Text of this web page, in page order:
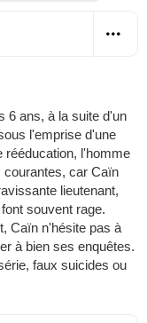
6 ans, à la suite d'un
l'emprise d'une
rééducation, l'homme
courantes, car Caïn
lieutenant,
souvent rage.
Caïn n'hésite pas à
à bien ses enquêtes.
faux suicides ou